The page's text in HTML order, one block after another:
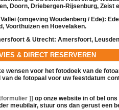
Doorn, Driebergen-Rijsenburg, Zeist
(omgeving Woudenberg / Ede):
Voorthuizen en Hoevelaken.
& Utrecht: Amersfoort,
& DIRECT RESERVEREN
wensen voor het fotodoek van de
van de fotopaal voor uw feestdatum
]] op onze website in of bel
meubilair, stuur ons dan gerust een